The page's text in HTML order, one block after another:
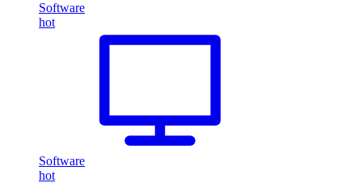
Software
hot
Software
hot